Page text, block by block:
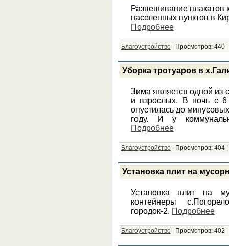
Развешивание плакатов
населенных пунктов в
Подробнее
Благоустройство| Просмотров: 440|
Уборка тротуаров в
Зима является одной из
и взрослых. В ночь с 6
опустилась до
году. И у
Подробнее
Благоустройство| Просмотров: 404|
Установка плит на
Установка плит на
контейнеры
городок-2. Подробнее
Благоустройство| Просмотров: 402